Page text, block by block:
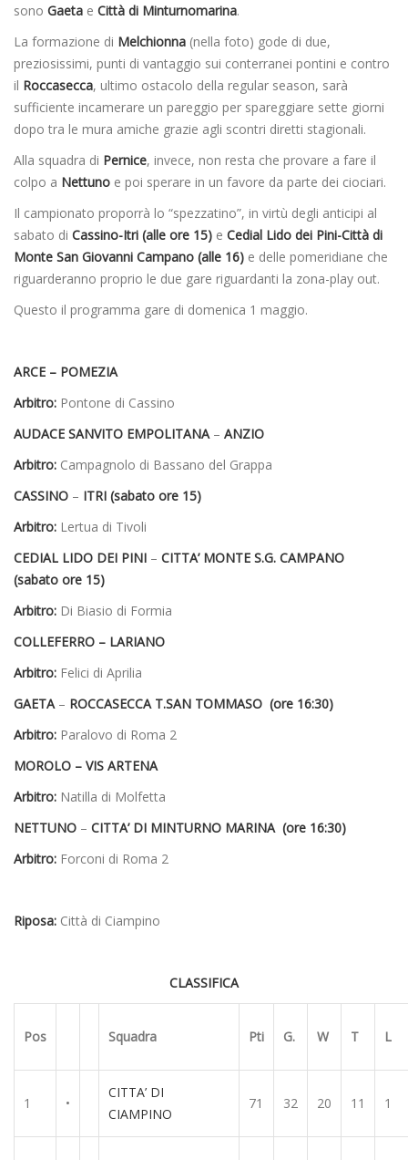
sono Gaeta e Città di Minturnomarina.
La formazione di Melchionna (nella foto) gode di due,
preziosissimi, punti di vantaggio sui conterranei pontini e contro
il Roccasecca, ultimo ostacolo della regular season, sarà
sufficiente incamerare un pareggio per spareggiare sette giorni
dopo tra le mura amiche grazie agli scontri diretti stagionali.
Alla squadra di Pernice, invece, non resta che provare a fare il
colpo a Nettuno e poi sperare in un favore da parte dei ciociari.
Il campionato proporrà lo “spezzatino”, in virtù degli anticipi al
sabato di Cassino-Itri (alle ore 15) e Cedial Lido dei Pini-Città di
Monte San Giovanni Campano (alle 16) e delle pomeridiane che
riguarderanno proprio le due gare riguardanti la zona-play out.
Questo il programma gare di domenica 1 maggio.
ARCE – POMEZIA
Arbitro: Pontone di Cassino
AUDACE SANVITO EMPOLITANA – ANZIO
Arbitro: Campagnolo di Bassano del Grappa
CASSINO – ITRI (sabato ore 15)
Arbitro: Lertua di Tivoli
CEDIAL LIDO DEI PINI – CITTA’ MONTE S.G. CAMPANO
(sabato ore 15)
Arbitro: Di Biasio di Formia
COLLEFERRO – LARIANO
Arbitro: Felici di Aprilia
GAETA – ROCCASECCA T.SAN TOMMASO (ore 16:30)
Arbitro: Paralovo di Roma 2
MOROLO – VIS ARTENA
Arbitro: Natilla di Molfetta
NETTUNO – CITTA’ DI MINTURNO MARINA (ore 16:30)
Arbitro: Forconi di Roma 2
Riposa: Città di Ciampino
CLASSIFICA
Pos Squadra Pti G. W T L
1 •
CITTA’ DI
CIAMPINO
71 32 20 11 1